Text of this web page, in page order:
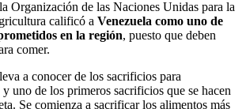
Organización de las Naciones Unidas para la
calificó a Venezuela como uno de
en la región, puesto que deben
comer.
a conocer de los sacrificios para
uno de los primeros sacrificios que se hacen
Se comienza a sacrificar los alimentos más